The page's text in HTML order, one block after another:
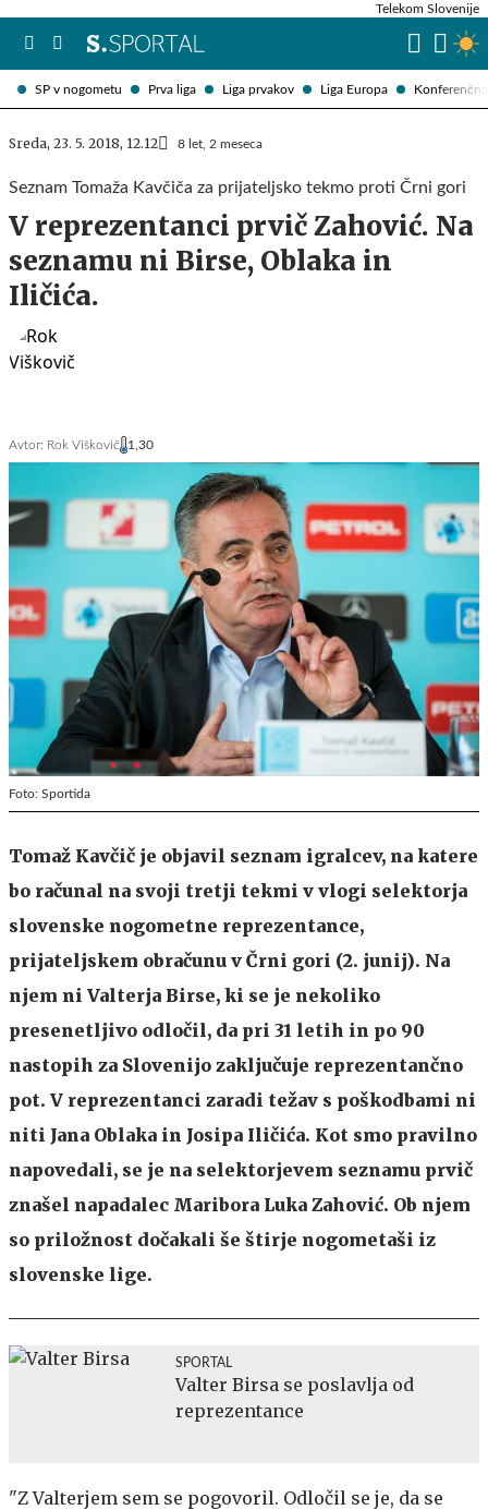
SP v nogometu Prva liga Liga prvakov Liga Europa
Telekom Slovenije
Sreda, 23. 5. 2018, 12.12 8 let, 2 meseca
Seznam Tomaža Kavčiča za prijateljsko tekmo proti Črni gori
V reprezentanci prvič Zahović. Na
seznamu ni Birse, Oblaka in
Iličića.
Avtor: Rok Viškovič 1,30
Foto: Sportida
Tomaž Kavčič je objavil seznam igralcev, na katere
bo računal na svoji tretji tekmi v vlogi selektorja
slovenske nogometne reprezentance,
prijateljskem obračunu v Črni gori (2. junij). Na
njem ni Valterja Birse, ki se je nekoliko
presenetljivo odločil, da pri 31 letih in po 90
nastopih za Slovenijo zaključuje reprezentančno
pot. V reprezentanci zaradi težav s poškodbami ni
niti Jana Oblaka in Josipa Iličića. Kot smo pravilno
napovedali, se je na selektorjevem seznamu prvič
znašel napadalec Maribora Luka Zahović. Ob njem
so priložnost dočakali še štirje nogometaši iz
slovenske lige.
SPORTAL
Valter Birsa se poslavlja od
reprezentance
"Z Valterjem sem se pogovoril. Odločil se je, da se